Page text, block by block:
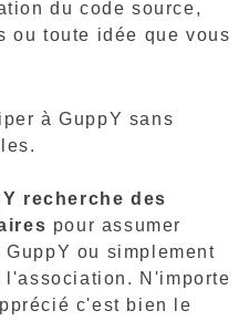
du code source,
ou toute idée que vous
à GuppY sans
recherche des
pour assumer
ou simplement
N'importe
c'est bien le